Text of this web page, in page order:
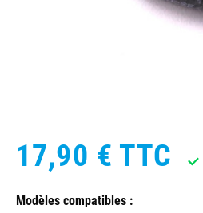
17,90 € TTC
Modèles compatibles :